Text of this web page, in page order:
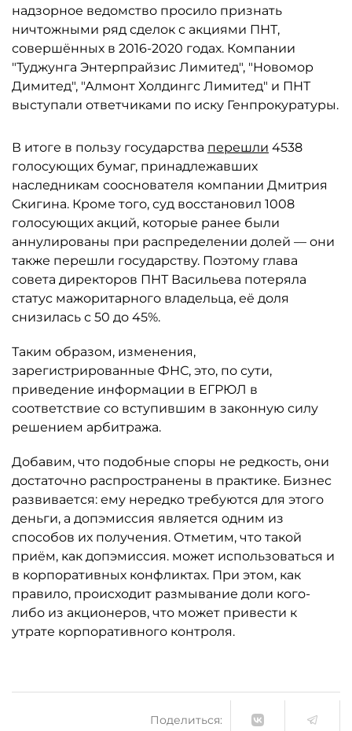
надзорное ведомство просило признать
ничтожными ряд сделок с акциями ПНТ,
совершённых в 2016-2020 годах. Компании
"Туджунга Энтерпрайзис Лимитед", "Новомор
Димитед", "Алмонт Холдингс Лимитед" и ПНТ
выступали ответчиками по иску Генпрокуратуры.
В итоге в пользу государства перешли 4538
голосующих бумаг, принадлежавших
наследникам сооснователя компании Дмитрия
Скигина. Кроме того, суд восстановил 1008
голосующих акций, которые ранее были
аннулированы при распределении долей — они
также перешли государству. Поэтому глава
совета директоров ПНТ Васильева потеряла
статус мажоритарного владельца, её доля
снизилась с 50 до 45%.
Таким образом, изменения,
зарегистрированные ФНС, это, по сути,
приведение информации в ЕГРЮЛ в
соответствие со вступившим в законную силу
решением арбитража.
Добавим, что подобные споры не редкость, они
достаточно распространены в практике. Бизнес
развивается: ему нередко требуются для этого
деньги, а допэмиссия является одним из
способов их получения. Отметим, что такой
приём, как допэмиссия. может использоваться и
в корпоративных конфликтах. При этом, как
правило, происходит размывание доли кого-
либо из акционеров, что может привести к
утрате корпоративного контроля.
Поделиться: